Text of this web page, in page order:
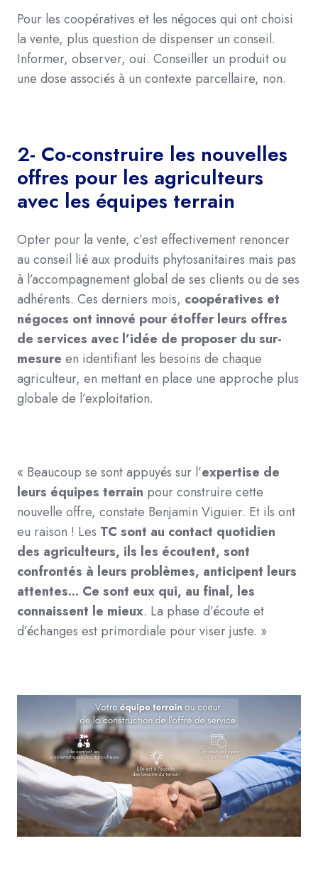
Pour les coopératives et les négoces qui ont choisi
la vente, plus question de dispenser un conseil.
Informer, observer, oui. Conseiller un produit ou
une dose associés à un contexte parcellaire, non.
2- Co-construire les nouvelles
offres pour les agriculteurs
avec les équipes terrain
Opter pour la vente, c’est effectivement renoncer
au conseil lié aux produits phytosanitaires mais pas
à l’accompagnement global de ses clients ou de ses
adhérents. Ces derniers mois, coopératives et
négoces ont innové pour étoffer leurs offres
de services avec l’idée de proposer du sur-
mesure en identifiant les besoins de chaque
agriculteur, en mettant en place une approche plus
globale de l’exploitation.
« Beaucoup se sont appuyés sur l’expertise de
leurs équipes terrain pour construire cette
nouvelle offre, constate Benjamin Viguier. Et ils ont
eu raison ! Les TC sont au contact quotidien
des agriculteurs, ils les écoutent, sont
confrontés à leurs problèmes, anticipent leurs
attentes... Ce sont eux qui, au final, les
connaissent le mieux. La phase d’écoute et
d’échanges est primordiale pour viser juste. »